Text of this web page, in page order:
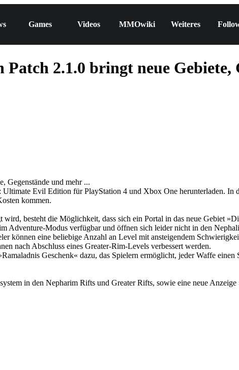
Games Videos MMOwiki Weiteres
Patch 2.1.0 bringt neue Gebiete,
Evil Edition für PlayStation 4 und Xbox One herunterladen. In
kommen.
besteht die Möglichkeit, dass sich ein Portal in das neue Gebiet
Adventure-Modus verfügbar und öffnen sich leider nicht in den
können eine beliebige Anzahl an Level mit ansteigendem
nach Abschluss eines Greater-Rim-Levels verbessert werden.
Geschenk« dazu, das Spielern ermöglicht, jeder Waffe
in den Nepharim Rifts und Greater Rifts, sowie eine neue